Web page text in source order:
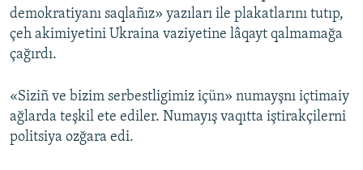
Русский
QOŞULIÑIZ!
demokratiyanı saqlañız» yazıları ile plakatlarını tutıp,
çeh akimiyetini Ukraina vaziyetine lâqayt qalmamağa
çağırdı.
«Siziñ ve bizim serbestligimiz içün» numayşnı içtimaiy
ağlarda teşkil ete ediler. Numayış vaqıtta iştirakçilerni
politsiya ozğara edi.